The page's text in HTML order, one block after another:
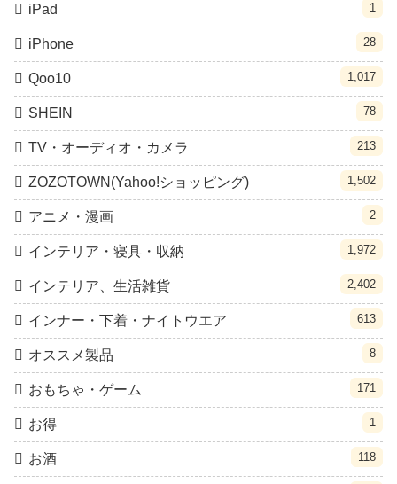
iPad 1
iPhone 28
Qoo10 1,017
SHEIN 78
TV・オーディオ・カメラ 213
ZOZOTOWN(Yahoo!ショッピング) 1,502
アニメ・漫画 2
インテリア・寝具・収納 1,972
インテリア、生活雑貨 2,402
インナー・下着・ナイトウエア 613
オススメ製品 8
おもちゃ・ゲーム 171
お得 1
お酒 118